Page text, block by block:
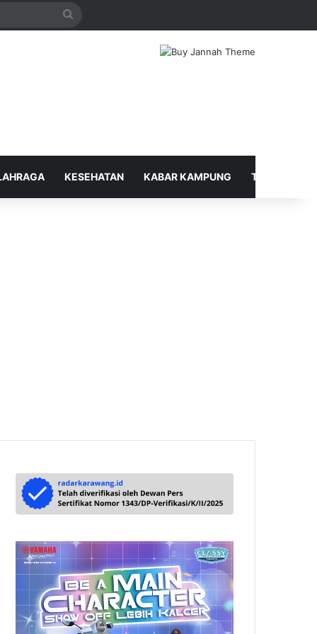
Search
KESEHATAN KABAR KAMPUNG TELUSUR